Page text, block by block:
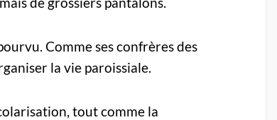
Comme ses confrères des
la vie paroissiale.
tout comme la